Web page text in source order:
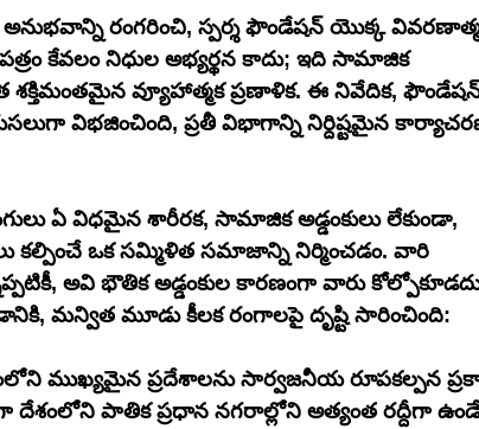
రంగరించి, స్పర్శ ఫౌండేషన్ యొక్క
కేవలం నిధుల అభ్యర్థన కాదు; ఇది సామాజిక
వ్యూహాత్మక ప్రణాళిక. ఈ నివేదిక,
విభజించింది, ప్రతీ విభాగాన్ని నిర్దిష్టమైన
ఏ విధమైన శారీరక, సామాజిక అడ్డంకులు లేకుండా,
కల్పించే ఒక సమ్మిళిత సమాజాన్ని నిర్మించడం. వారి
అవి భౌతిక అడ్డంకుల కారణంగా వారు
మన్విత మూడు కీలక రంగాలపై దృష్టి సారించింది:
ముఖ్యమైన ప్రదేశాలను సార్వజనీయ రూపకల్పన
పాతిక ప్రధాన నగరాల్లోని అత్యంత రద్దీగా